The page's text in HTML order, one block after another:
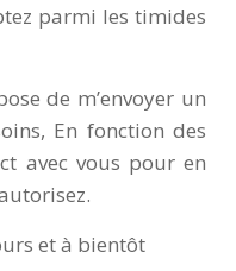
parmi les timides
de m’envoyer un
En fonction des
avec vous pour en
et à bientôt